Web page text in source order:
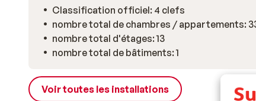
Classification officiel: 4 clefs
nombre total de chambres / appartements:
nombre total d'étages: 13
nombre total de bâtiments: 1
Voir toutes les installations